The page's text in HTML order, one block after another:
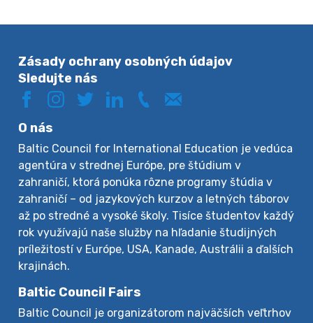
Zásady ochrany osobných údajov
Sledujte nás
O nás
Baltic Council for International Education je vedúca
agentúra v strednej Európe, pre štúdium v
zahraničí, ktorá ponúka rôzne programy štúdia v
zahraničí – od jazykových kurzov a letných táborov
až po stredné a vysoké školy. Tisíce študentov každý
rok využívajú naše služby na hľadanie študijných
príležitostí v Európe, USA, Kanade, Austrálii a ďalších
krajinách.
Baltic Council Fairs
Baltic Council je organizátorom najväčších veľtrhov